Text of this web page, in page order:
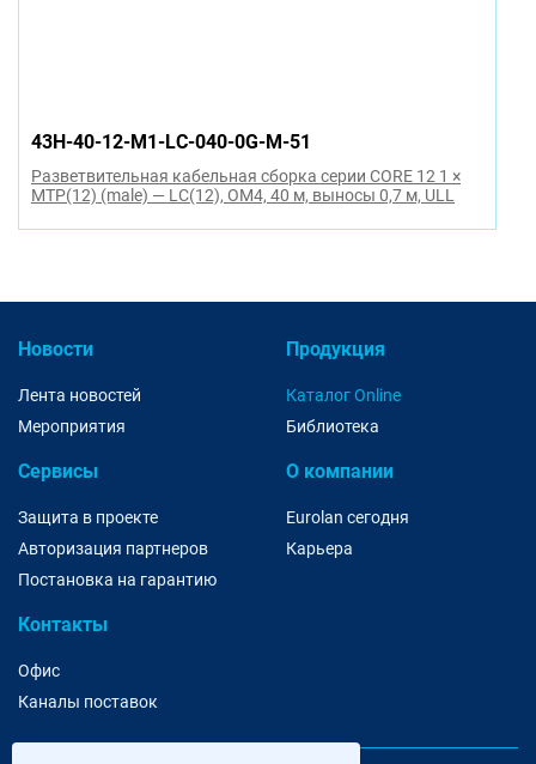
43H-40-12-M1-LC-040-0G-M-51
Разветвительная кабельная сборка серии CORE 12 1 ×
MTP(12) (male) — LC(12), OM4, 40 м, выносы 0,7 м, ULL
Новости
Лента новостей
Мероприятия
Продукция
Каталог Online
Библиотека
Сервисы
Защита в проекте
Авторизация партнеров
Постановка на гарантию
О компании
Eurolan сегодня
Карьера
Контакты
Офис
Каналы поставок